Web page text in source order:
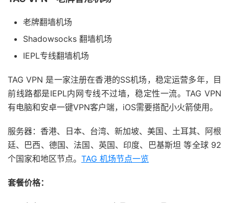
老牌翻墙机场
Shadowsocks 翻墙机场
IEPL专线翻墙机场
TAG VPN 是一家注册在香港的SS机场，稳定运营多年，目
前线路都是IEPL内网专线不过墙，稳定性一流。TAG VPN
有电脑和安卓一键VPN客户端，iOS需要搭配小火箭使用。
服务器：香港、日本、台湾、新加坡、美国、土耳其、阿根
廷、巴西、德国、法国、英国、印度、巴基斯坦 等全球 92
个国家和地区节点。 TAG 机场节点一览
套餐价格：